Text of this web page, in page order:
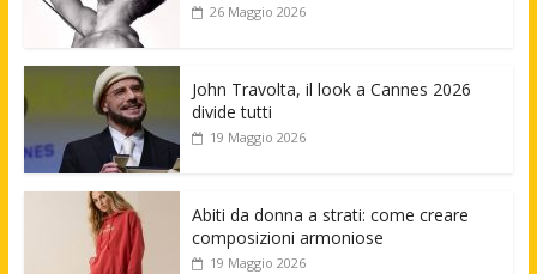
26 Maggio 2026
John Travolta, il look a Cannes 2026
divide tutti
19 Maggio 2026
Abiti da donna a strati: come creare
composizioni armoniose
19 Maggio 2026